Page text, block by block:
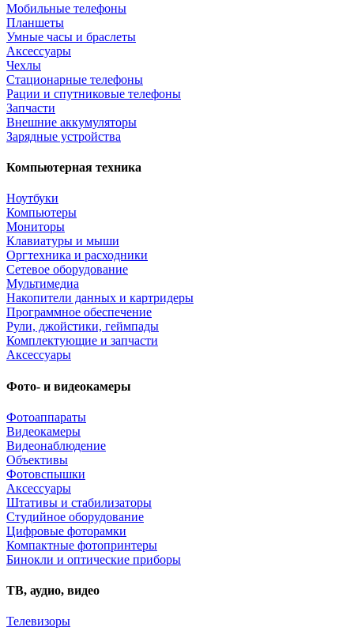
Мобильные телефоны
Планшеты
Умные часы и браслеты
Аксессуары
Чехлы
Стационарные телефоны
Рации и спутниковые телефоны
Запчасти
Внешние аккумуляторы
Зарядные устройства
Компьютерная техника
Ноутбуки
Компьютеры
Мониторы
Клавиатуры и мыши
Оргтехника и расходники
Сетевое оборудование
Мультимедиа
Накопители данных и картридеры
Программное обеспечение
Рули, джойстики, геймпады
Комплектующие и запчасти
Аксессуары
Фото- и видеокамеры
Фотоаппараты
Видеокамеры
Видеонаблюдение
Объективы
Фотовспышки
Аксессуары
Штативы и стабилизаторы
Студийное оборудование
Цифровые фоторамки
Компактные фотопринтеры
Бинокли и оптические приборы
ТВ, аудио, видео
Телевизоры